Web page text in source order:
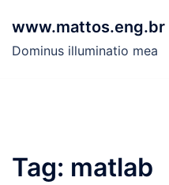
content
www.mattos.eng.br
Dominus illuminatio mea
Tag: matlab